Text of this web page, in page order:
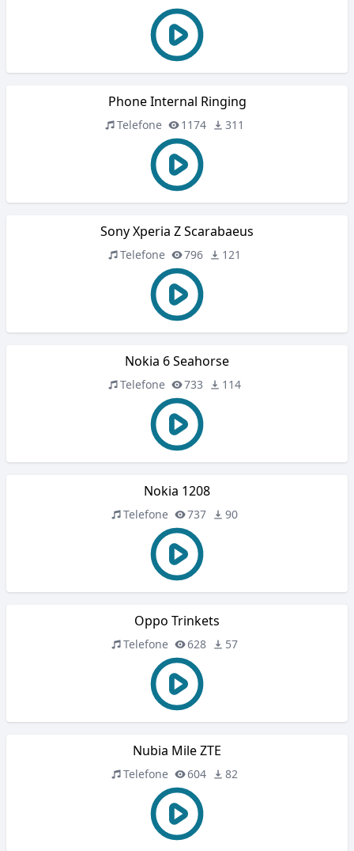
Phone Internal Ringing
Telefone 1174 311
Sony Xperia Z Scarabaeus
Telefone 796 121
Nokia 6 Seahorse
Telefone 733 114
Nokia 1208
Telefone 737 90
Oppo Trinkets
Telefone 628 57
Nubia Mile ZTE
Telefone 604 82